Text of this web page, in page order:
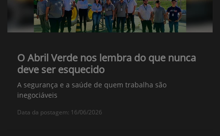
O Abril Verde nos lembra do que nunca
deve ser esquecido
A segurança e a saúde de quem trabalha são
inegociáveis
Data da postagem: 16/06/2026